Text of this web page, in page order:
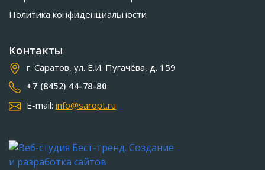
Политика конфиденциальности
Контакты
г. Саратов, ул. Е.И. Пугачёва, д. 159
+7 (8452) 44-78-80
E-mail: info@saropt.ru